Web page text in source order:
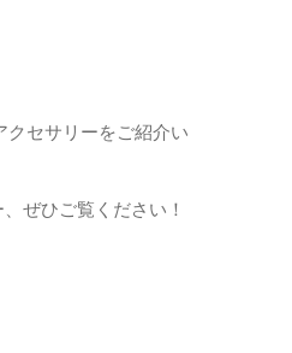
クセサリーをご紹介い
ぜひご覧ください！